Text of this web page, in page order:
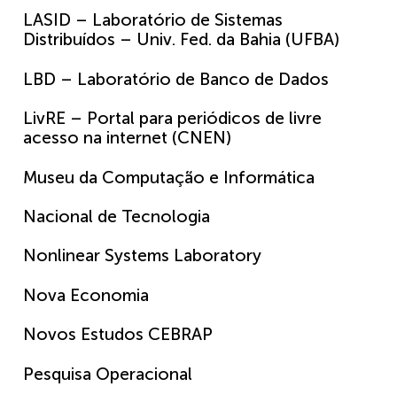
LASID – Laboratório de Sistemas
Distribuídos – Univ. Fed. da Bahia (UFBA)
LBD – Laboratório de Banco de Dados
LivRE – Portal para periódicos de livre
acesso na internet (CNEN)
Museu da Computação e Informática
Nacional de Tecnologia
Nonlinear Systems Laboratory
Nova Economia
Novos Estudos CEBRAP
Pesquisa Operacional